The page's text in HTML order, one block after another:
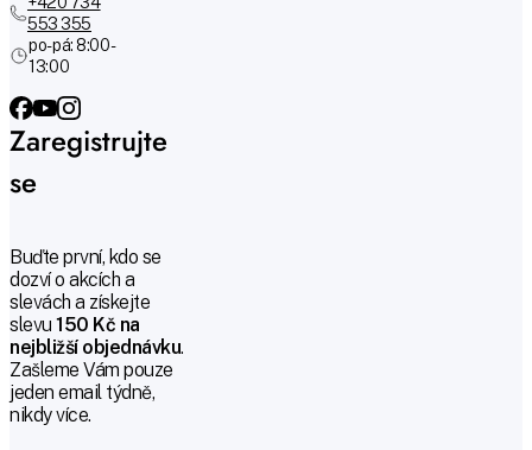
553 355
po-pá: 8:00 -
13:00
Zaregistrujte
se
Buďte první, kdo se
dozví o akcích a
slevách a získejte
slevu150 Kč na
nejbližší objednávku.
Zašleme Vám pouze
jeden email týdně,
nikdy více.